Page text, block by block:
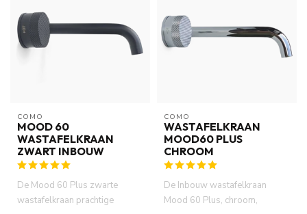
COMO
MOOD 60
WASTAFELKRAAN
ZWART INBOUW
De Mood 60 Plus zwarte
wastafelkraan prachtige
COMO
WASTAFELKRAAN
MOOD60 PLUS
CHROOM
De Inbouw wastafelkraan
Mood 60 Plus, chroom,